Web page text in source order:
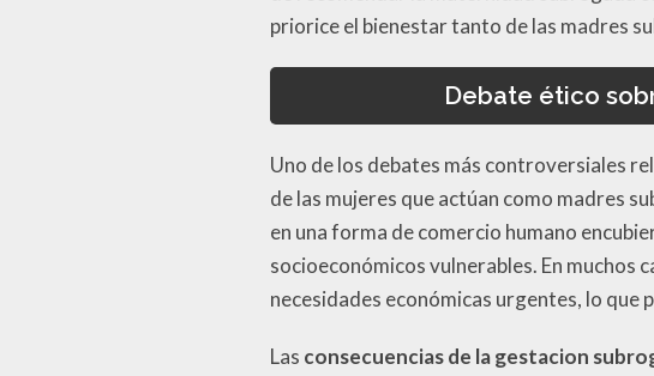
priorice el bienestar tanto de las madres
Debate ético
Uno de los debates más controversiales
de las mujeres que actúan como madres
en una forma de comercio humano
socioeconómicos vulnerables. En muchos
necesidades económicas urgentes, lo que
Las consecuencias de la gestacion